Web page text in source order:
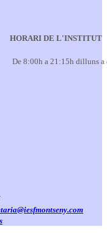
HORARI DE L'INSTITUT
De 8:00h a 21:15h dilluns a